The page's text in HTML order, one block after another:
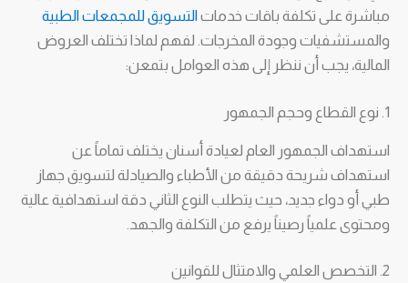
مباشرة على تكلفة باقات خدماتالتسويق للمجمعات الطبية
والمستشفيات وجودة المخرجات. لفهم لماذا تختلف العروض
المالية، يجب أن ننظر إلى هذه العوامل بتمعن:
1. نوع القطاع وحجم الجمهور
استهداف الجمهور العام لعيادة أسنان يختلف تماماً عن
استهداف شريحة دقيقة من الأطباء والصيادلة لتسويق جهاز
طبي أو دواء جديد، حيث يتطلب النوع الثاني دقة استهدافية عالية
ومحتوى علمياً رصيناً يرفع من التكلفة والجهد.
2. التخصص العلمي والامتثال للقوانين